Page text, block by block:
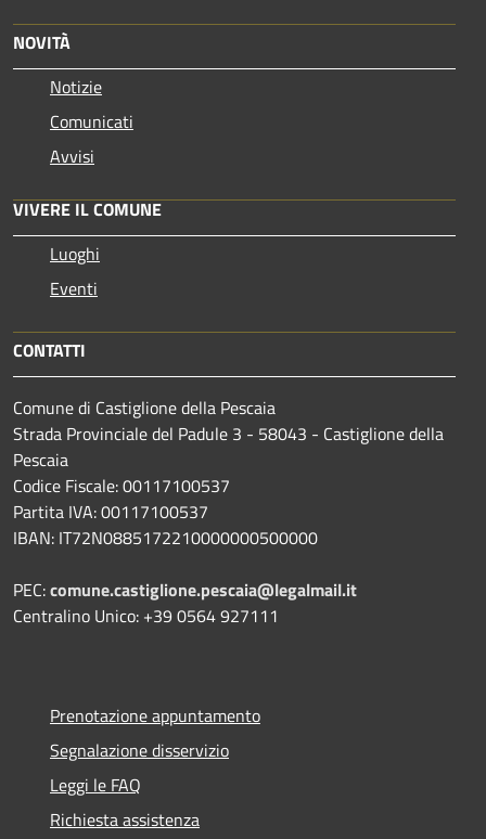
NOVITÀ
Notizie
Comunicati
Avvisi
VIVERE IL COMUNE
Luoghi
Eventi
CONTATTI
Comune di Castiglione della Pescaia
Strada Provinciale del Padule 3 - 58043 - Castiglione della
Pescaia
Codice Fiscale: 00117100537
Partita IVA: 00117100537
IBAN: IT72N0885172210000000500000
PEC:comune.castiglione.pescaia@legalmail.it
Centralino Unico: +39 0564 927111
Prenotazione appuntamento
Segnalazione disservizio
Leggi le FAQ
Richiesta assistenza